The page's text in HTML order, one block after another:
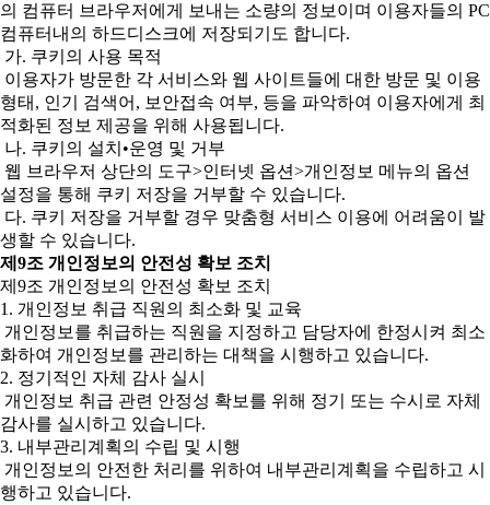
의 컴퓨터 브라우저에게 보내는 소량의 정보이며 이용자들의 PC
컴퓨터내의 하드디스크에 저장되기도 합니다.
가. 쿠키의 사용 목적
이용자가 방문한 각 서비스와 웹 사이트들에 대한 방문 및 이용
형태, 인기 검색어, 보안접속 여부, 등을 파악하여 이용자에게 최
적화된 정보 제공을 위해 사용됩니다.
나. 쿠키의 설치•운영 및 거부
웹 브라우저 상단의 도구>인터넷 옵션>개인정보 메뉴의 옵션
설정을 통해 쿠키 저장을 거부할 수 있습니다.
다. 쿠키 저장을 거부할 경우 맞춤형 서비스 이용에 어려움이 발
생할 수 있습니다.
제9조 개인정보의 안전성 확보 조치
제9조 개인정보의 안전성 확보 조치
1. 개인정보 취급 직원의 최소화 및 교육
개인정보를 취급하는 직원을 지정하고 담당자에 한정시켜 최소
화하여 개인정보를 관리하는 대책을 시행하고 있습니다.
2. 정기적인 자체 감사 실시
개인정보 취급 관련 안정성 확보를 위해 정기 또는 수시로 자체
감사를 실시하고 있습니다.
3. 내부관리계획의 수립 및 시행
개인정보의 안전한 처리를 위하여 내부관리계획을 수립하고 시
행하고 있습니다.